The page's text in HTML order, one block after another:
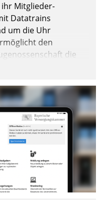
ihr Mitglieder-
Datatrains
um die Uhr
den
die
Tablet oder PC.